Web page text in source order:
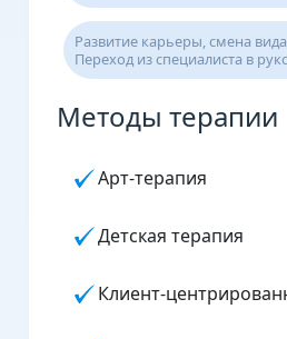
Развитие карьеры, смена
Переход из специалиста в
Методы терапии
Арт-терапия
Детская терапия
Клиент-